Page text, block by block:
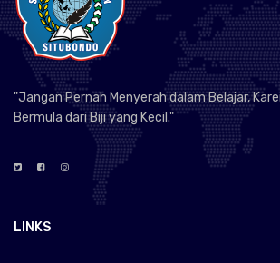
"Jangan Pernah Menyerah dalam Belajar,
Bermula dari Biji yang Kecil."
LINKS